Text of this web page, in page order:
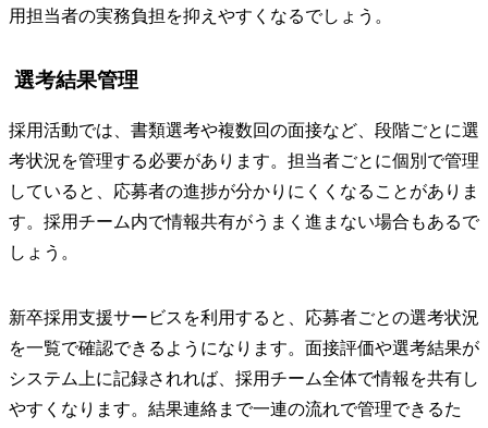
用担当者の実務負担を抑えやすくなるでしょう。
選考結果管理
採用活動では、書類選考や複数回の面接など、段階ごとに選
考状況を管理する必要があります。担当者ごとに個別で管理
していると、応募者の進捗が分かりにくくなることがありま
す。採用チーム内で情報共有がうまく進まない場合もあるで
しょう。
新卒採用支援サービスを利用すると、応募者ごとの選考状況
を一覧で確認できるようになります。面接評価や選考結果が
システム上に記録されれば、採用チーム全体で情報を共有し
やすくなります。結果連絡まで一連の流れで管理できるた